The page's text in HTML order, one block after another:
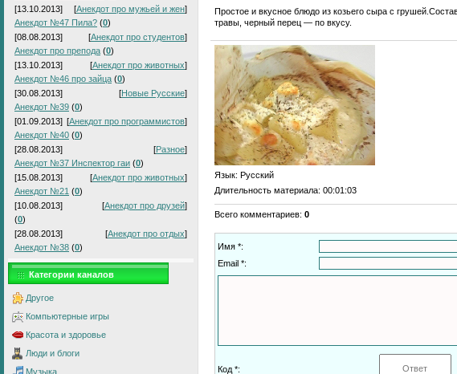
[13.10.2013]
[Анекдот про мужьей и жен]
Анекдот №47 Пила? (0)
[08.08.2013]
[Анекдот про студентов]
Анекдот про препода (0)
[13.10.2013]
[Анекдот про животных]
Анекдот №46 про зайца (0)
[30.08.2013]
[Новые Русские]
Анекдот №39 (0)
[01.09.2013] [Анекдот про программистов]
Анекдот №40 (0)
[28.08.2013]
[Разное]
Анекдот №37 Инспектор гаи (0)
[15.08.2013]
[Анекдот про животных]
Анекдот №21 (0)
[10.08.2013]
[Анекдот про друзей]
(0)
[28.08.2013]
[Анекдот про отдых]
Анекдот №38 (0)
Категории каналов
Другое
Компьютерные игры
Красота и здоровье
Люди и блоги
Музыка
Простое и вкусное блюдо из козьего сыра с
травы, черный перец — по вкусу.
Язык: Русский
Длительность материала: 00:01:03
Всего комментариев: 0
Имя *:
Email *:
Код *: